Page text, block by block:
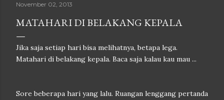
November 02, 2013
MATAHARI DI BELAKANG KEPALA
Jika saja setiap hari bisa melihatnya, betapa lega.
Matahari di belakang kepala. Baca saja kalau kau mau ...
Sore beberapa hari yang lalu. Ruangan lenggang pertanda